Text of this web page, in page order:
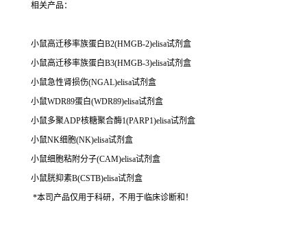
相关产品：
小鼠高迁移率族蛋白B2(HMGB-2)elisa试剂盒
小鼠高迁移率族蛋白B3(HMGB-3)elisa试剂盒
小鼠急性肾损伤(NGAL)elisa试剂盒
小鼠WDR89蛋白(WDR89)elisa试剂盒
小鼠多聚ADP核糖聚合酶1(PARP1)elisa试剂盒
小鼠NK细胞(NK)elisa试剂盒
小鼠细胞粘附分子(CAM)elisa试剂盒
小鼠胱抑素B(CSTB)elisa试剂盒
*本司产品仅用于科研，不用于临床诊断和！